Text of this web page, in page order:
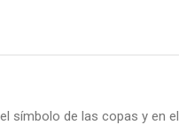
símbolo de las copas y en el